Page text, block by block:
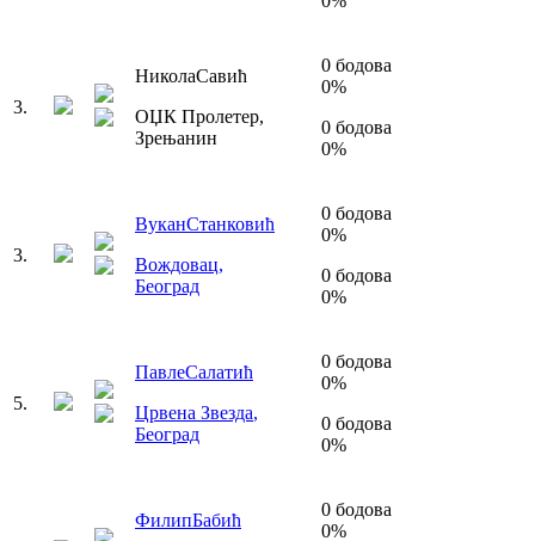
3.
НиколаСавић
ОЏК Пролетер,
Зрењанин
0 бодова
0%
0 бодова
0%
3.
ВуканСтанковић
Вождовац,
Београд
0 бодова
0%
0 бодова
0%
5.
ПавлеСалатић
Црвена Звезда,
Београд
0 бодова
0%
0 бодова
0%
ФилипБабић
0 бодова
0%